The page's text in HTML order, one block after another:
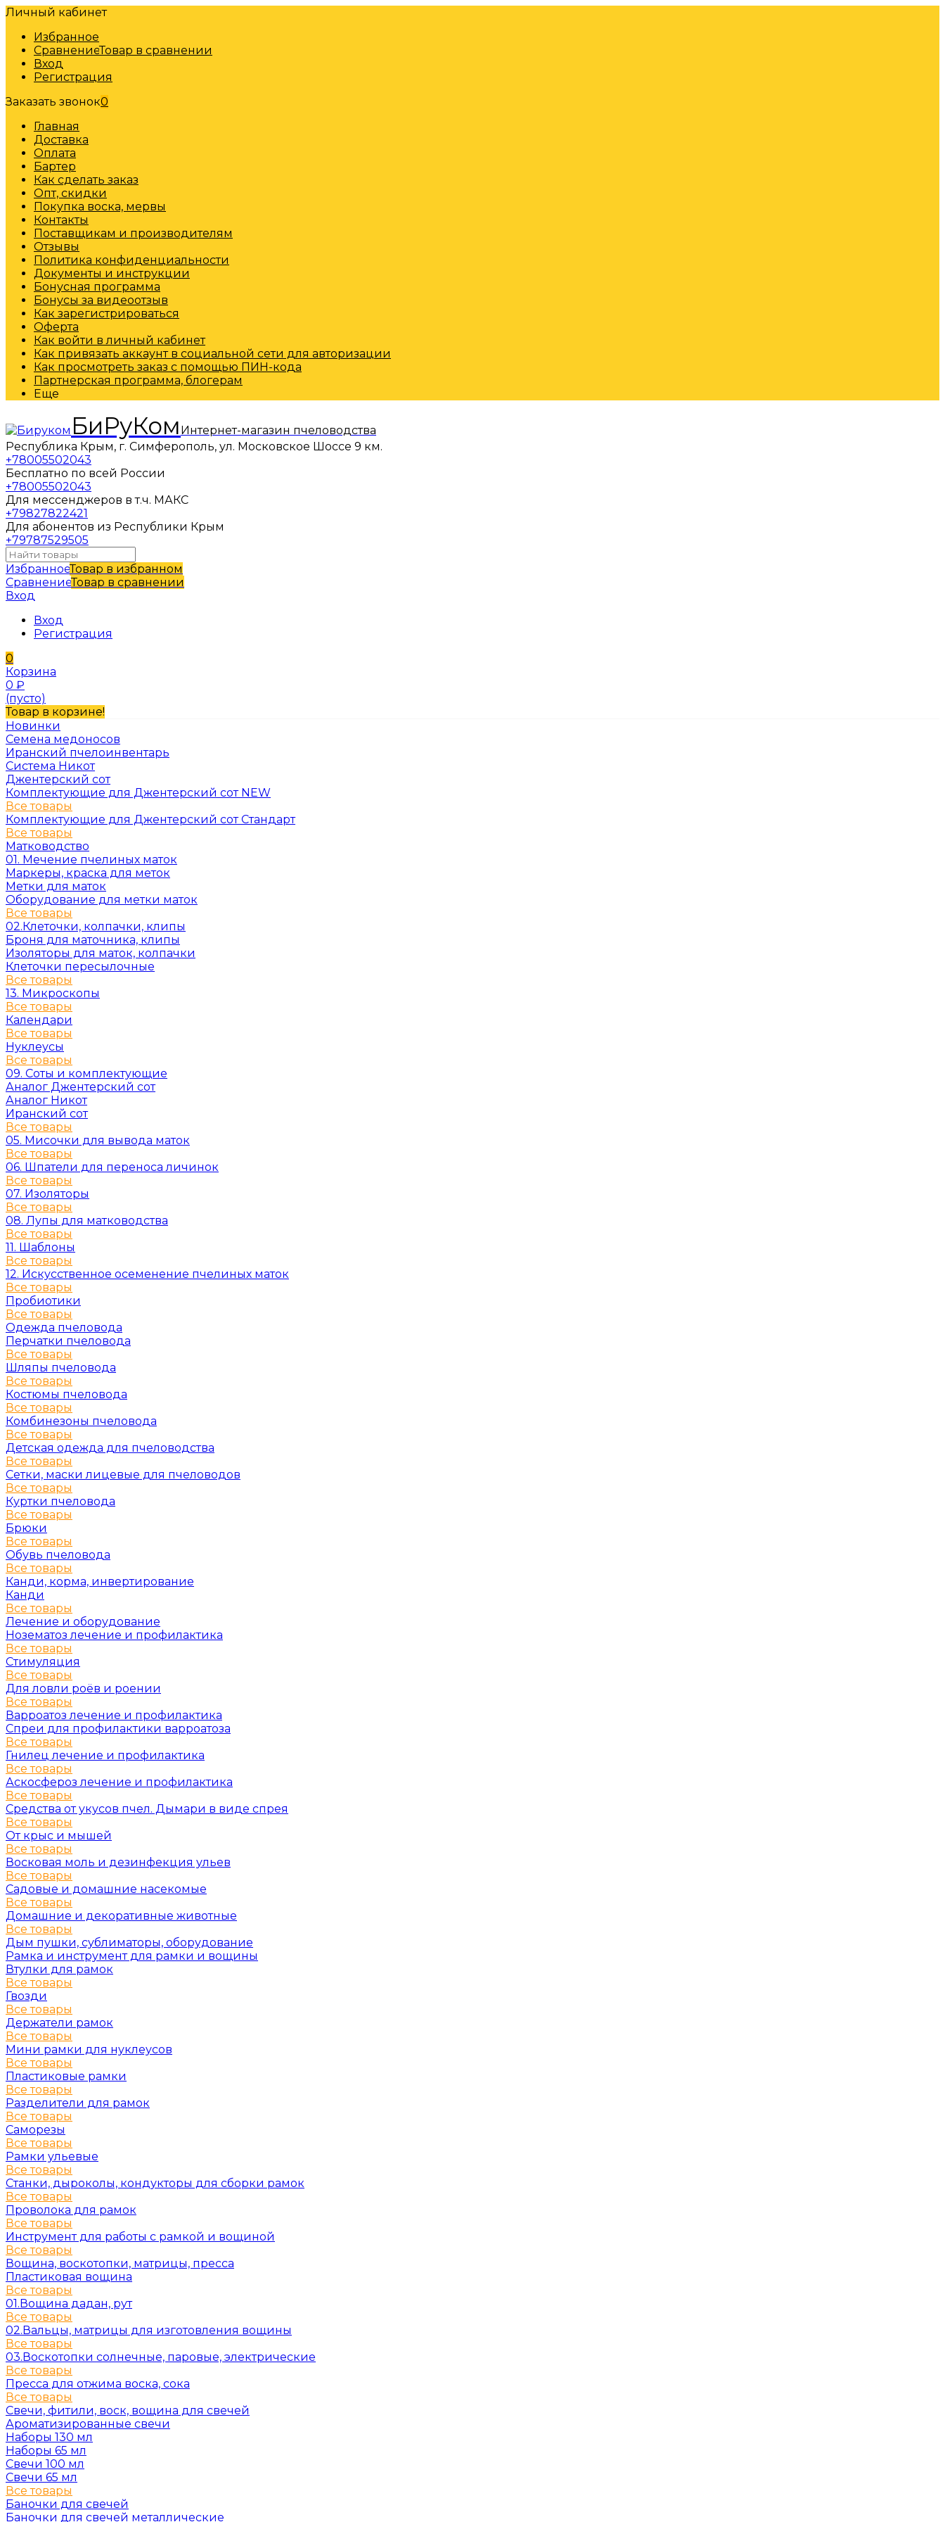
Личный кабинет
Избранное
СравнениеТовар в сравнении
Вход
Регистрация
Заказать звонок0
Главная
Доставка
Оплата
Бартер
Как сделать заказ
Опт, скидки
Покупка воска, мервы
Контакты
Поставщикам и производителям
Отзывы
Политика конфиденциальности
Документы и инструкции
Бонусная программа
Бонусы за видеоотзыв
Как зарегистрироваться
Оферта
Как войти в личный кабинет
Как привязать аккаунт в социальной сети для авторизации
Как просмотреть заказ с помощью ПИН-кода
Партнерская программа, блогерам
Еще
БиРуКом Интернет-магазин пчеловодства
Республика Крым, г. Симферополь, ул. Московское Шоссе 9 км.
+78005502043
Бесплатно по всей России
+78005502043
Для мессенджеров в т.ч. МАКС
+79827822421
Для абонентов из Республики Крым
+79787529505
ИзбранноеТовар в избранном
СравнениеТовар в сравнении
Вход
Вход
Регистрация
0
Корзина
0 ₽
(пусто)
Товар в корзине!
Новинки
Семена медоносов
Иранский пчелоинвентарь
Система Никот
Джентерский сот
Комплектующие для Джентерский сот NEW
Все товары
Комплектующие для Джентерский сот Стандарт
Все товары
Матководство
01. Мечение пчелиных маток
Маркеры, краска для меток
Метки для маток
Оборудование для метки маток
Все товары
02.Клеточки, колпачки, клипы
Броня для маточника, клипы
Изоляторы для маток, колпачки
Клеточки пересылочные
Все товары
13. Микроскопы
Все товары
Календари
Все товары
Нуклеусы
Все товары
09. Соты и комплектующие
Аналог Джентерский сот
Аналог Никот
Иранский сот
Все товары
05. Мисочки для вывода маток
Все товары
06. Шпатели для переноса личинок
Все товары
07. Изоляторы
Все товары
08. Лупы для матководства
Все товары
11. Шаблоны
Все товары
12. Искусственное осеменение пчелиных маток
Все товары
Пробиотики
Все товары
Одежда пчеловода
Перчатки пчеловода
Все товары
Шляпы пчеловода
Все товары
Костюмы пчеловода
Все товары
Комбинезоны пчеловода
Все товары
Детская одежда для пчеловодства
Все товары
Сетки, маски лицевые для пчеловодов
Все товары
Куртки пчеловода
Все товары
Брюки
Все товары
Обувь пчеловода
Все товары
Канди, корма, инвертирование
Канди
Все товары
Лечение и оборудование
Нозематоз лечение и профилактика
Все товары
Стимуляция
Все товары
Для ловли роёв и роении
Все товары
Варроатоз лечение и профилактика
Спреи для профилактики варроатоза
Все товары
Гнилец лечение и профилактика
Все товары
Аскосфероз лечение и профилактика
Все товары
Средства от укусов пчел. Дымари в виде спрея
Все товары
От крыс и мышей
Все товары
Восковая моль и дезинфекция ульев
Все товары
Садовые и домашние насекомые
Все товары
Домашние и декоративные животные
Все товары
Дым пушки, сублиматоры, оборудование
Рамка и инструмент для рамки и вощины
Втулки для рамок
Все товары
Гвозди
Все товары
Держатели рамок
Все товары
Мини рамки для нуклеусов
Все товары
Пластиковые рамки
Все товары
Разделители для рамок
Все товары
Саморезы
Все товары
Рамки ульевые
Все товары
Станки, дыроколы, кондукторы для сборки рамок
Все товары
Проволока для рамок
Все товары
Инструмент для работы с рамкой и вощиной
Все товары
Вощина, воскотопки, матрицы, пресса
Пластиковая вощина
Все товары
01.Вощина дадан, рут
Все товары
02.Вальцы, матрицы для изготовления вощины
Все товары
03.Воскотопки солнечные, паровые, электрические
Все товары
Пресса для отжима воска, сока
Все товары
Свечи, фитили, воск, вощина для свечей
Ароматизированные свечи
Наборы 130 мл
Наборы 65 мл
Свечи 100 мл
Свечи 65 мл
Все товары
Баночки для свечей
Баночки для свечей металлические